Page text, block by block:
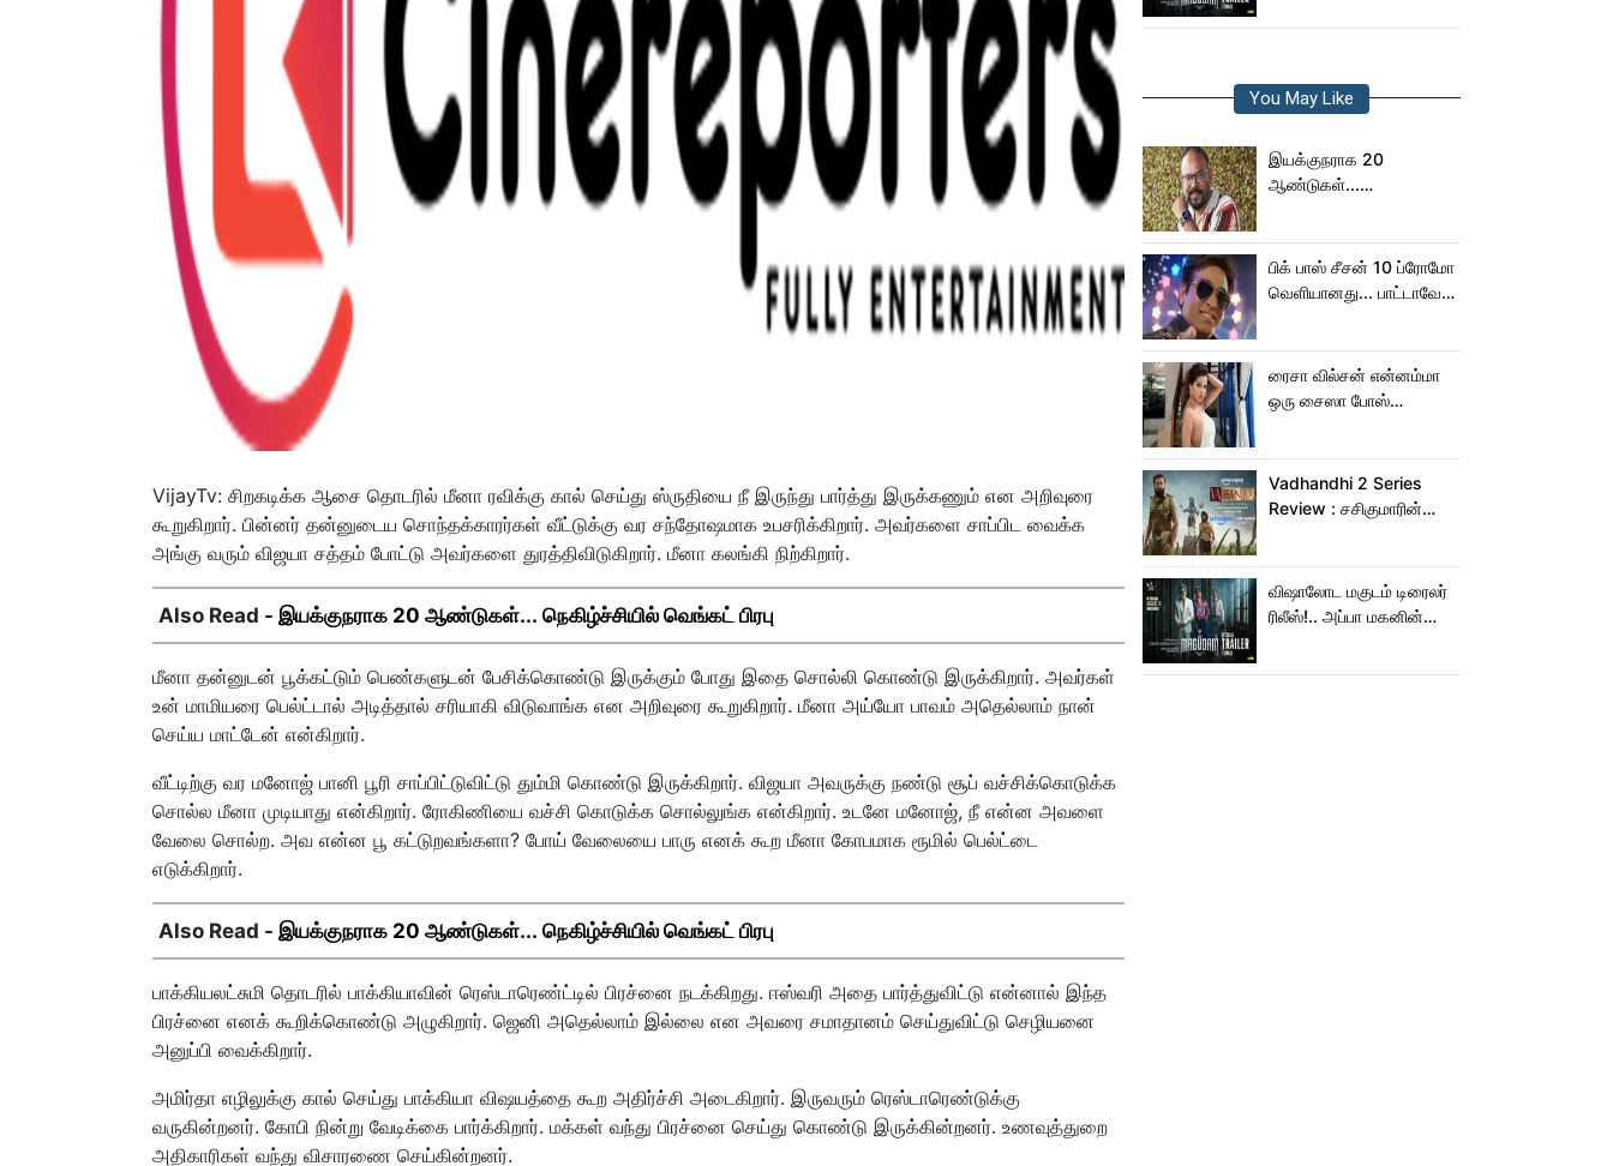
VijayTv: சிறகடிக்க ஆசை தொடரில் மீனா ரவிக்கு கால் செய்து ஸ்ருதியை நீ இருந்து பார்த்து இருக்கணும் என அறிவுரை
கூறுகிறார். பின்னர் தன்னுடைய சொந்தக்காரர்கள் வீட்டுக்கு வர சந்தோஷமாக உபசரிக்கிறார். அவர்களை சாப்பிட வைக்க
அங்கு வரும் விஜயா சத்தம் போட்டு அவர்களை துரத்திவிடுகிறார். மீனா கலங்கி நிற்கிறார்.
Also Read - இயக்குநராக 20 ஆண்டுகள்... நெகிழ்ச்சியில் வெங்கட் பிரபு
மீனா தன்னுடன் பூக்கட்டும் பெண்களுடன் பேசிக்கொண்டு இருக்கும் போது இதை சொல்லி கொண்டு இருக்கிறார். அவர்கள்
உன் மாமியரை பெல்ட்டால் அடித்தால் சரியாகி விடுவாங்க என அறிவுரை கூறுகிறார். மீனா அய்யோ பாவம் அதெல்லாம் நான்
செய்ய மாட்டேன் என்கிறார்.
வீட்டிற்கு வர மனோஜ் பானி பூரி சாப்பிட்டுவிட்டு தும்மி கொண்டு இருக்கிறார். விஜயா அவருக்கு நண்டு சூப் வச்சிக்கொடுக்க
சொல்ல மீனா முடியாது என்கிறார். ரோகிணியை வச்சி கொடுக்க சொல்லுங்க என்கிறார். உடனே மனோஜ், நீ என்ன அவளை
வேலை சொல்ற. அவ என்ன பூ கட்டுறவங்களா? போய் வேலையை பாரு எனக் கூற மீனா கோபமாக ரூமில் பெல்ட்டை
எடுக்கிறார்.
Also Read - இயக்குநராக 20 ஆண்டுகள்... நெகிழ்ச்சியில் வெங்கட் பிரபு
பாக்கியலட்சுமி தொடரில் பாக்கியாவின் ரெஸ்டாரெண்ட்டில் பிரச்னை நடக்கிறது. ஈஸ்வரி அதை பார்த்துவிட்டு என்னால் இந்த
பிரச்னை எனக் கூறிக்கொண்டு அழுகிறார். ஜெனி அதெல்லாம் இல்லை என அவரை சமாதானம் செய்துவிட்டு செழியனை
அனுப்பி வைக்கிறார்.
அமிர்தா எழிலுக்கு கால் செய்து பாக்கியா விஷயத்தை கூற அதிர்ச்சி அடைகிறார். இருவரும் ரெஸ்டாரெண்டுக்கு
வருகின்றனர். கோபி நின்று வேடிக்கை பார்க்கிறார். மக்கள் வந்து பிரச்னை செய்து கொண்டு இருக்கின்றனர். உணவுத்துறை
அதிகாரிகள் வந்து விசாரணை செய்கின்றனர்.
You May Like
இயக்குநராக 20
ஆண்டுகள்...
பிக் பாஸ் சீசன் 10 ப்ரோமோ
வெளியானது... பாட்டாவே
ரைசா வில்சன் என்னம்மா
ஒரு சைஸா போஸ்
Vadhandhi 2 Series
Review : சசிகுமாரின்
விமர்சனம்!
விஷாலோட மகுடம் டிரைலர்
ரிலீஸ்!.. அப்பா மகனின்